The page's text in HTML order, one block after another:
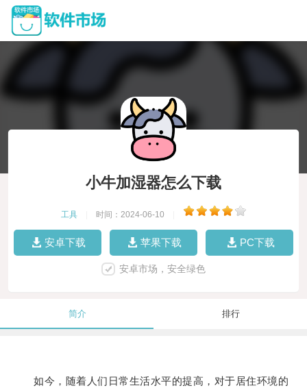
小牛加湿器怎么下载
工具 时间：2024-06-10
安卓下载 苹果下载 PC下载
安卓市场，安全绿色
简介 排行
如今，随着人们日常生活水平的提高，对于居住环境的